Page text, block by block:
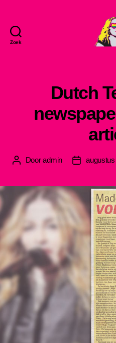
Zoek
Dutch
Berichtauteur
Dooradmin